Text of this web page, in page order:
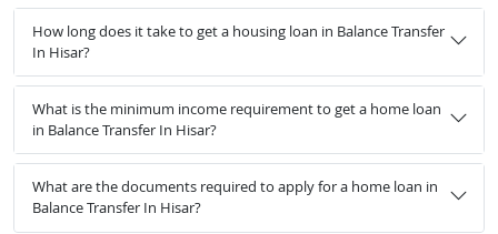
How long does it take to get a housing loan in Balance Transfer
In Hisar?
What is the minimum income requirement to get a home loan
in Balance Transfer In Hisar?
What are the documents required to apply for a home loan in
Balance Transfer In Hisar?